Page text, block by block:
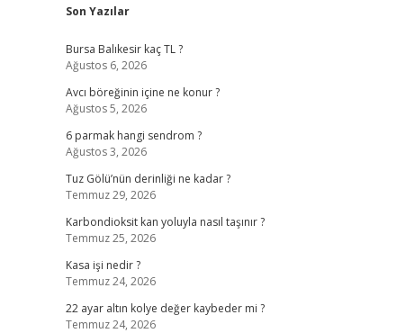
Sidebar
Son Yazılar
Bursa Balıkesir kaç TL ?
Ağustos 6, 2026
Avcı böreğinin içine ne konur ?
Ağustos 5, 2026
6 parmak hangi sendrom ?
Ağustos 3, 2026
Tuz Gölü’nün derinliği ne kadar ?
Temmuz 29, 2026
Karbondioksit kan yoluyla nasıl taşınır ?
Temmuz 25, 2026
Kasa işi nedir ?
Temmuz 24, 2026
22 ayar altın kolye değer kaybeder mi ?
Temmuz 24, 2026